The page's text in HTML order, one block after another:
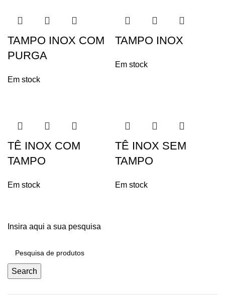
Insira aqui a sua pesquisa
Search
TAMPO INOX COM
PURGA
Em stock
TAMPO INOX
Em stock
TÊ INOX COM
TAMPO
Em stock
TÊ INOX SEM
TAMPO
Em stock